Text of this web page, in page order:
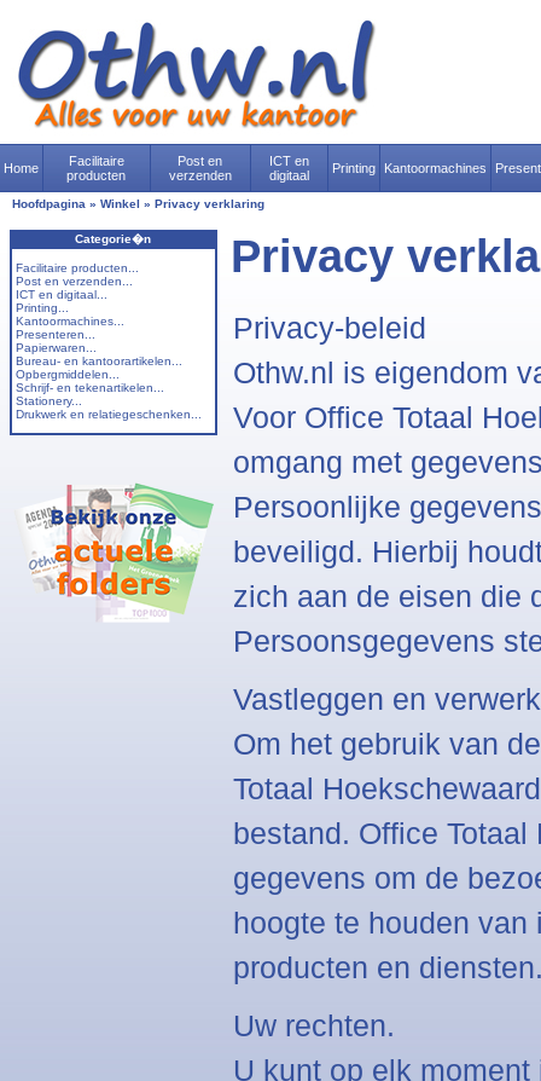
Home
Facilitaire
producten
Post en
verzenden
ICT en
digitaal
Printing Kantoormachines
Hoofdpagina » Winkel » Privacy verklaring
Categorie�n
Facilitaire producten...
Post en verzenden...
ICT en digitaal...
Printing...
Kantoormachines...
Presenteren...
Papierwaren...
Bureau- en kantoorartikelen...
Opbergmiddelen...
Schrijf- en tekenartikelen...
Stationery...
Drukwerk en relatiegeschenken...
Privacy
Privacy-beleid
Othw.nl is eigendom
Voor Office Totaal
omgang met
Persoonlijke
beveiligd. Hierbij
zich aan de eisen die
Persoonsgegevens
Vastleggen en
Om het gebruik van
Totaal
bestand. Office
gegevens om de
hoogte te houden
producten en
Uw rechten.
U kunt op elk